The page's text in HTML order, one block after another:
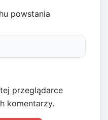
powstania
przeglądarce
komentarzy.